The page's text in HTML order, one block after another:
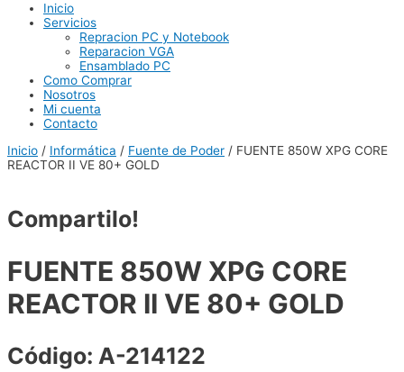
Inicio
Servicios
Repracion PC y Notebook
Reparacion VGA
Ensamblado PC
Como Comprar
Nosotros
Mi cuenta
Contacto
Inicio / Informática / Fuente de Poder / FUENTE 850W XPG CORE
REACTOR II VE 80+ GOLD
Compartilo!
FUENTE 850W XPG CORE
REACTOR II VE 80+ GOLD
Código: A-214122